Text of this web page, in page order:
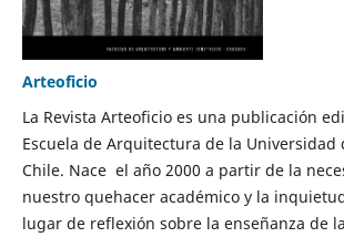
Arteoficio
La Revista Arteoficio es una publicación
Escuela de Arquitectura de la Universidad
Chile. Nace el año 2000 a partir de la
nuestro quehacer académico y la
lugar de reflexión sobre la enseñanza de